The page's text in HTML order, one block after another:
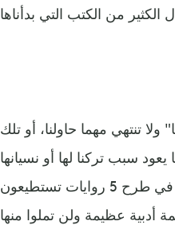
ولا تنتهي مهما حاولنا، أو تلك
سبب تركنا لها أو نسيانها
كونها مملة أو طويلة أو مهمة لكنها ثقيلة الظل، لذلك أرغب في طرح 5 روايات تستطيعون